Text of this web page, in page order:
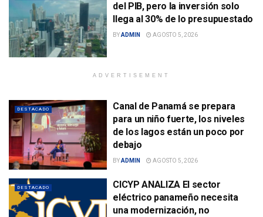
del PIB, pero la inversión solo
llega al 30% de lo presupuestado
BYADMIN AGOSTO 5, 2026
ADVERTISEMENT
DESTACADO
Canal de Panamá se prepara
para un niño fuerte, los niveles
de los lagos están un poco por
debajo
BYADMIN AGOSTO 5, 2026
DESTACADO
CICYP ANALIZA El sector
eléctrico panameño necesita
una modernización, no